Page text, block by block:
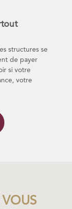
structures se
de payer
si votre
votre
VOUS